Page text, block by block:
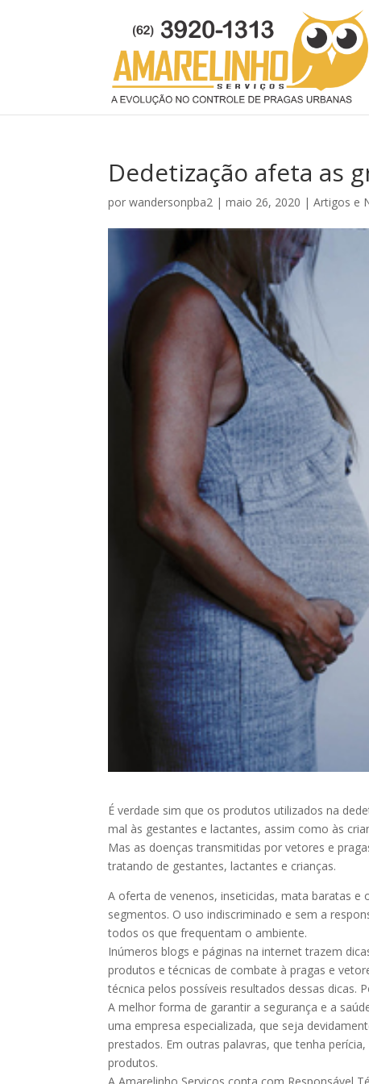
Dedetização afeta as
porwandersonpba2 |maio 26, 2020 |Artigos e
É verdade sim que os produtos utilizados na
mal às gestantes e lactantes, assim como às
Mas as doenças transmitidas por vetores e
tratando de gestantes, lactantes e crianças.
A oferta de venenos, inseticidas, mata baratas
segmentos. O uso indiscriminado e sem a
todos os que frequentam o ambiente.
Inúmeros blogs e páginas na internet trazem
produtos e técnicas de combate à pragas e
técnica pelos possíveis resultados dessas dicas.
A melhor forma de garantir a segurança e a
uma empresa especializada, que seja
prestados. Em outras palavras, que tenha
produtos.